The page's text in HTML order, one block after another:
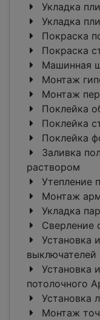
Укладка
Укладка
Покраска
Покраска
Машинная
Монтаж
Монтаж
Поклейка
Поклейка
Поклейка
Заливка
раствором
Утепление
Монтаж
Укладка
Сверление
Установка
выключателей
Установка
потолочного
Установка
Монтаж